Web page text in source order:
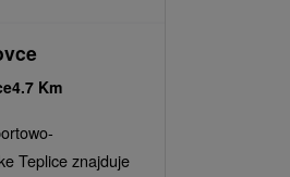
4.7 Km
Teplice znajduje